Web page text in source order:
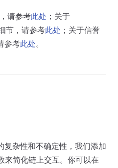
请参考此处 ；关于
节，请参考此处 ；关于信誉
参考此处。
复杂性和不确定性，我们添加
来简化链上交互。你可以在